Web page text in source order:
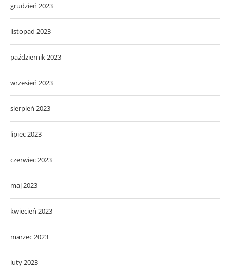
grudzień 2023
listopad 2023
październik 2023
wrzesień 2023
sierpień 2023
lipiec 2023
czerwiec 2023
maj 2023
kwiecień 2023
marzec 2023
luty 2023